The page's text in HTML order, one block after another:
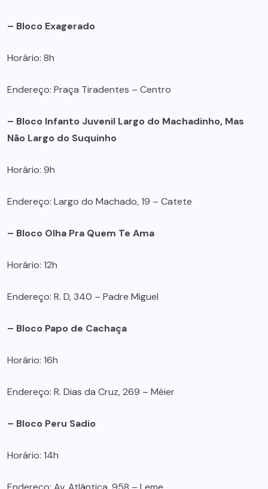
– Bloco Exagerado
Horário: 8h
Endereço: Praça Tiradentes – Centro
– Bloco Infanto Juvenil Largo do Machadinho, Mas
Não Largo do Suquinho
Horário: 9h
Endereço: Largo do Machado, 19 – Catete
– Bloco Olha Pra Quem Te Ama
Horário: 12h
Endereço: R. D, 340 – Padre Miguel
– Bloco Papo de Cachaça
Horário: 16h
Endereço: R. Dias da Cruz, 269 – Méier
– Bloco Peru Sadio
Horário: 14h